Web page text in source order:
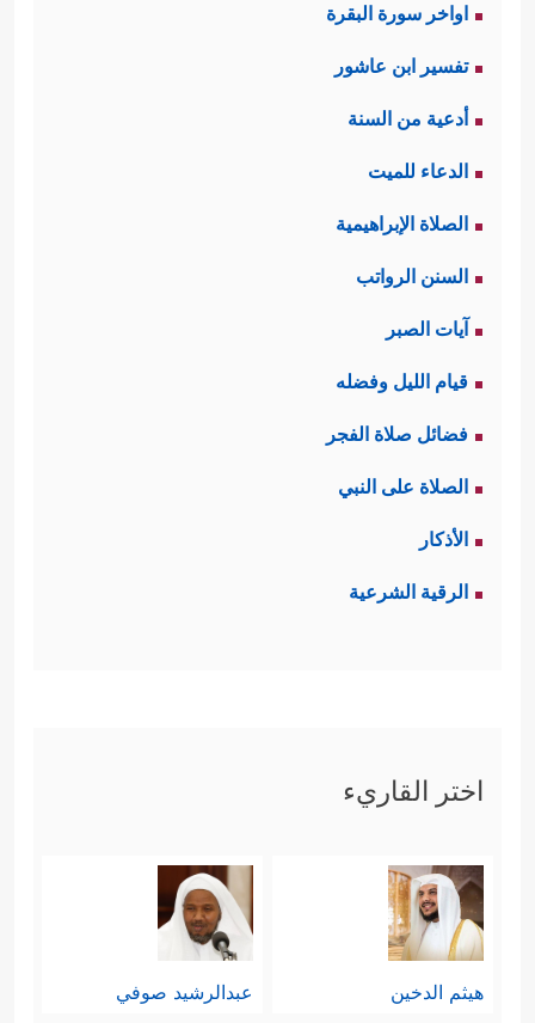
اواخر سورة البقرة
تفسير ابن عاشور
أدعية من السنة
الدعاء للميت
الصلاة الإبراهيمية
السنن الرواتب
آيات الصبر
قيام الليل وفضله
فضائل صلاة الفجر
الصلاة على النبي
الأذكار
الرقية الشرعية
اختر القاريء
هيثم الدخين عبدالرشيد صوفي